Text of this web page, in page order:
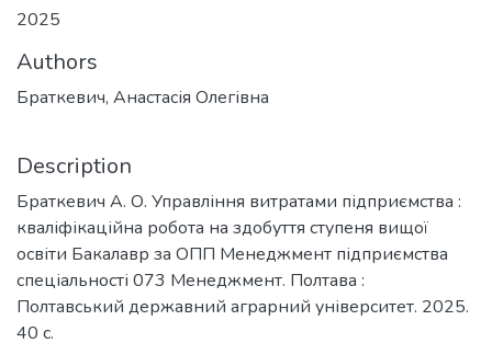
2025
Authors
Браткевич, Анастасія Олегівна
Description
Браткевич А. О. Управління витратами підприємства :
кваліфікаційна робота на здобуття ступеня вищої
освіти Бакалавр за ОПП Менеджмент підприємства
спеціальності 073 Менеджмент. Полтава :
Полтавський державний аграрний університет. 2025.
40 с.